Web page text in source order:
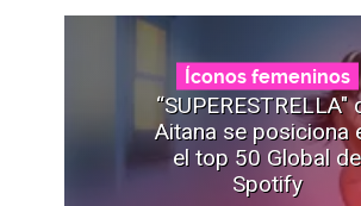
Íconos femeninos
“SUPERESTRELLA"
Aitana se posiciona
el top 50 Global de
Spotify